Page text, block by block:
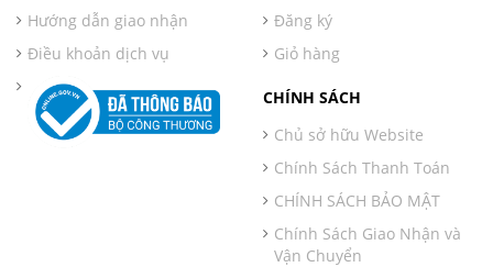
Hướng dẫn giao nhận
Điều khoản dịch vụ
Đăng ký
Giỏ hàng
CHÍNH SÁCH
Chủ sở hữu Website
Chính Sách Thanh Toán
CHÍNH SÁCH BẢO MẬT
Chính Sách Giao Nhận và
Vận Chuyển